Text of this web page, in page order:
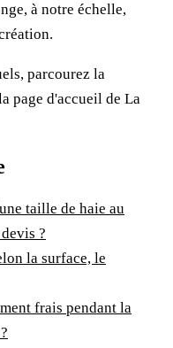
à notre échelle,
parcourez la
page d'accueil de La
taille de haie au
?
la surface, le
frais pendant la